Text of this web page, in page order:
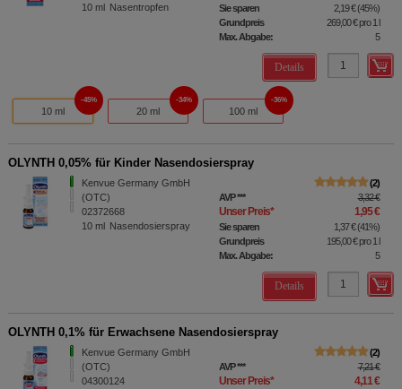
10 ml Nasentropfen Sie sparen 2,19 €(45%)
Grundpreis
269,00 €pro 1 l
Max. Abgabe:
5
Details
10 ml
45%
20 ml
34%
100 ml
36%
OLYNTH 0,05% für Kinder Nasendosierspray
Kenvue Germany GmbH
(OTC)
02372668
10 ml Nasendosierspray
2
AVP*** 3,32 €
Unser Preis* 1,95 €
Sie sparen 1,37 €(41%)
Grundpreis
195,00 €pro 1 l
Max. Abgabe:
5
Details
OLYNTH 0,1% für Erwachsene Nasendosierspray
Kenvue Germany GmbH
(OTC)
04300124
2
AVP*** 7,21 €
Unser Preis* 4,11 €